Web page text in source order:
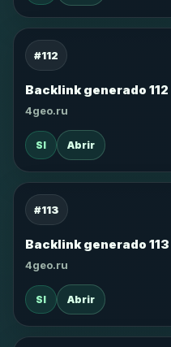
#112
Backlink generado 112
4geo.ru
SI Abrir
#113
Backlink generado 113
4geo.ru
SI Abrir